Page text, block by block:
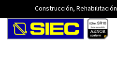
Construcción,